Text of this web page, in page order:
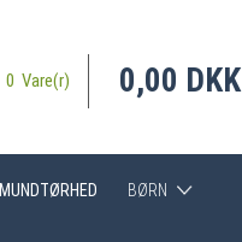
0 Vare(r) 0,00 DKK
MUNDTØRHED BØRN